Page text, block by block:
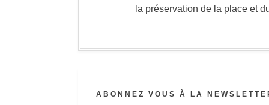
la préservation de la place et
ABONNEZ VOUS À LA